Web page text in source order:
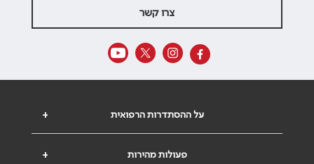
צרו קשר
+ על ההסתדרות הרפואית
+ פעולות מהירות